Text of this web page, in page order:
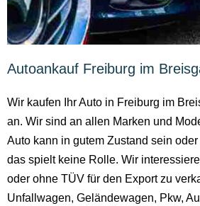
Autoankauf Freiburg im
Wir kaufen Ihr Auto in Freiburg im
an. Wir sind an allen Marken und
Auto kann in gutem Zustand sein
das spielt keine Rolle. Wir
oder ohne TÜV für den Export zu
Unfallwagen, Geländewagen, Pkw,